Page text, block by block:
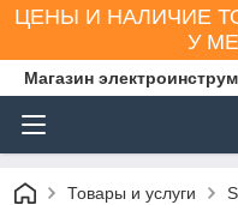
ЦЕНЫ И НАЛИЧИЕ
У
Магазин
Товары и услуги